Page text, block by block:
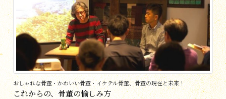
おしゃれな骨董・かわいい骨董・イケテル骨董、骨董の現在と未来！
これからの、骨董の愉しみ方